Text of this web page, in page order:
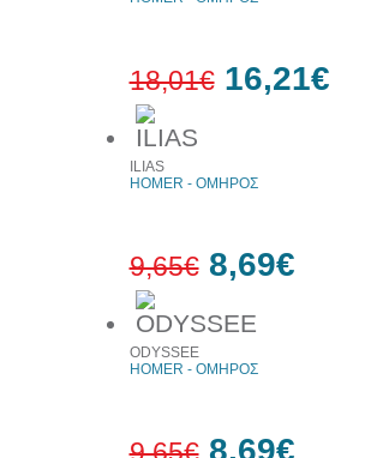
18,01€ 16,21€
ILIAS
HOMER - ΟΜΗΡΟΣ
9,65€ 8,69€
ODYSSEE
HOMER - ΟΜΗΡΟΣ
8,69€